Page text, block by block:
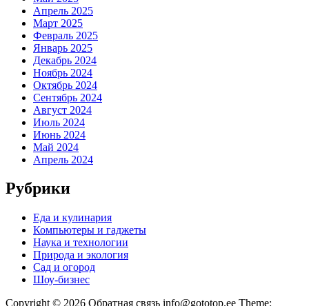
Апрель 2025
Март 2025
Февраль 2025
Январь 2025
Декабрь 2024
Ноябрь 2024
Октябрь 2024
Сентябрь 2024
Август 2024
Июль 2024
Июнь 2024
Май 2024
Апрель 2024
Рубрики
Еда и кулинария
Компьютеры и гаджеты
Наука и технологии
Природа и экология
Сад и огород
Шоу-бизнес
Copyright © 2026 Обратная связь info@gototop.ee Theme: